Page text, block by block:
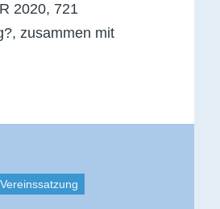
2020, 721
zusammen mit
Vereinssatzung